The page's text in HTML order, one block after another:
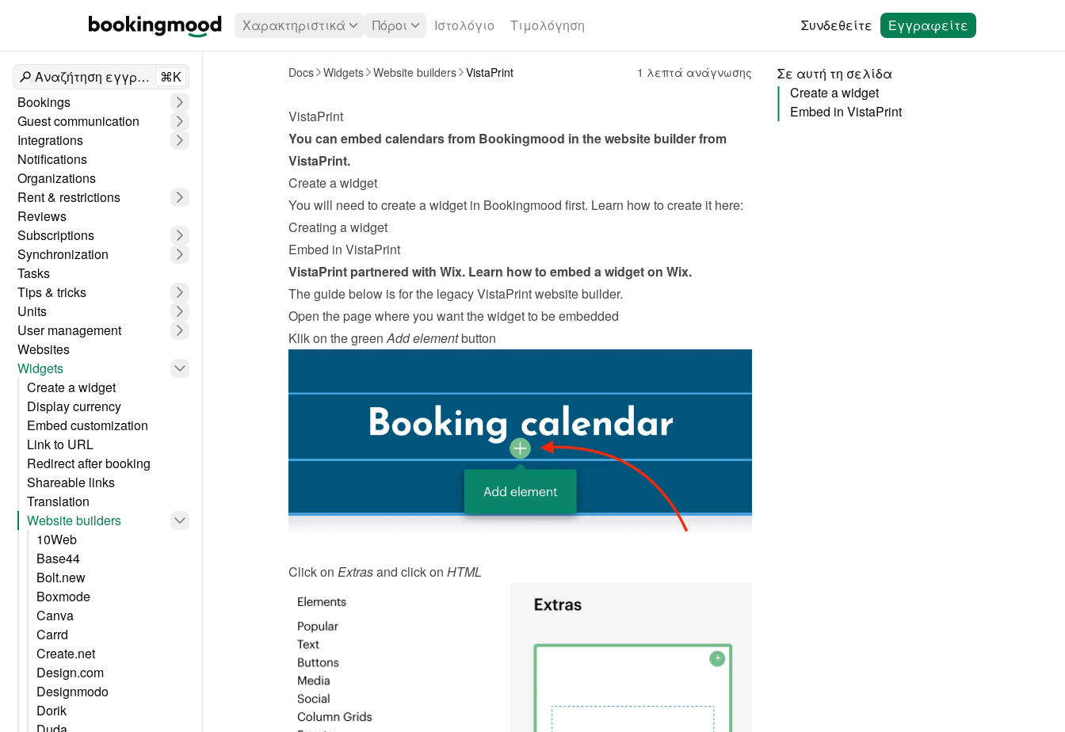
Χαρακτηριστικά Πόροι Ιστολόγιο Τιμολόγηση Συνδεθείτε Εγγραφείτε
Αναζήτηση εγγράφων
⌘K
Bookings
Guest communication
Integrations
Notifications
Organizations
Rent & restrictions
Reviews
Subscriptions
Synchronization
Tasks
Tips & tricks
Units
User management
Websites
Widgets
Create a widget
Display currency
Embed customization
Link to URL
Redirect after booking
Shareable links
Translation
Website builders
10Web
Base44
Bolt.new
Boxmode
Canva
Carrd
Create.net
Design.com
Designmodo
Dorik
Docs Widgets Website builders VistaPrint 1 λεπτά ανάγνωσης
VistaPrint
You can embed calendars from Bookingmood in the website builder from
VistaPrint.
Create a widget
Creating a widget
Embed in VistaPrint
VistaPrint partnered with Wix. Learn how to embed a widget on Wix.
The guide below is for the legacy VistaPrint website builder.
Open the page where you want the widget to be embedded
Klik on the green Add element button
Click on Extras and click on HTML
Σε αυτή τη σελίδα
Create a widget
Embed in VistaPrint